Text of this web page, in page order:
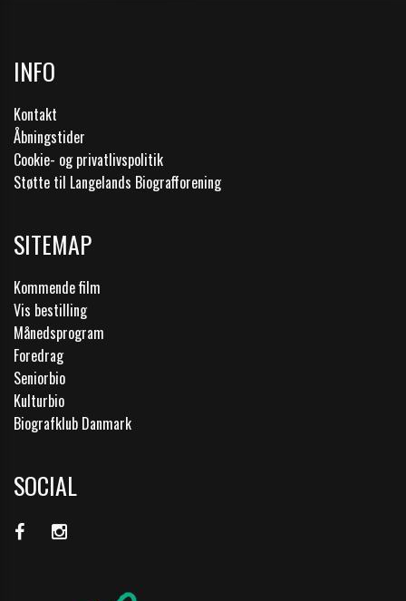
INFO
Kontakt
Åbningstider
Cookie- og privatlivspolitik
Støtte til Langelands Biografforening
SITEMAP
Kommende film
Vis bestilling
Månedsprogram
Foredrag
Seniorbio
Kulturbio
Biografklub Danmark
SOCIAL